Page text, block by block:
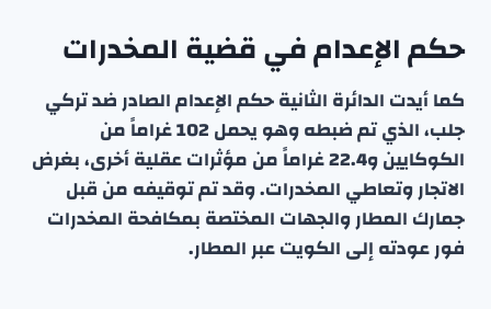
حكم الإعدام في قضية المخدرات
كما أيدت الدائرة الثانية حكم الإعدام الصادر ضد تركي
جلب، الذي تم ضبطه وهو يحمل 102 غراماً من
الكوكايين و22.4 غراماً من مؤثرات عقلية أخرى، بغرض
الاتجار وتعاطي المخدرات. وقد تم توقيفه من قبل
جمارك المطار والجهات المختصة بمكافحة المخدرات
فور عودته إلى الكويت عبر المطار.